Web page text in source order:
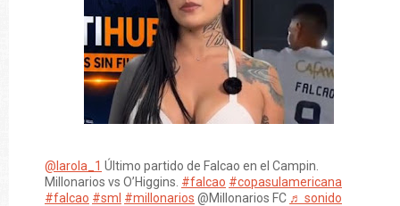
@larola_1 Último partido de Falcao en el Campin.
Millonarios vs O’Higgins. #falcao #copasulamericana
#falcao #sml #millonarios @Millonarios FC ♬ sonido